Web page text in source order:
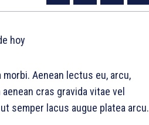
hoy
Aenean lectus eu, arcu,
cras gravida vitae vel
semper lacus augue platea arcu.